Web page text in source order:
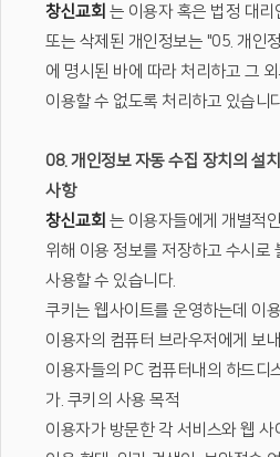
창신교회 는 이용자 혹은 법정 대리
또는 삭제된 개인정보는 "05. 개인
에 명시된 바에 따라 처리하고 그
이용할 수 없도록 처리하고 있습니
08. 개인정보 자동 수집 장치의 설
사항
창신교회 는 이용자들에게 개별적
위해 이용 정보를 저장하고 수시로
사용할 수 있습니다.
쿠키는 웹사이트를 운영하는데 이
이용자의 컴퓨터 브라우저에게 보
이용자들의 PC 컴퓨터내의 하드디
가. 쿠키의 사용 목적
이용자가 방문한 각 서비스와 웹 사